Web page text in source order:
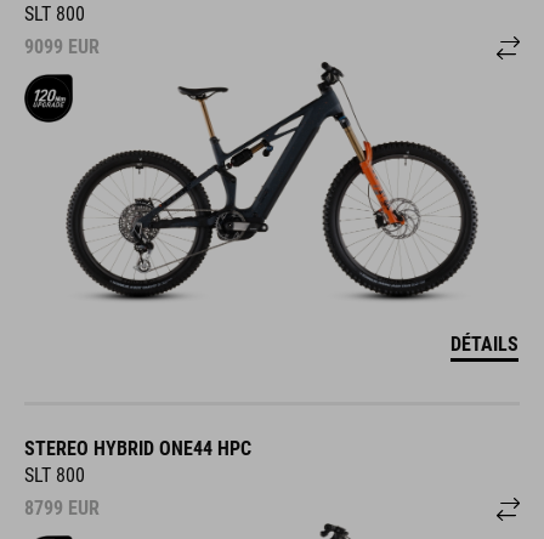
SLT 800
9099 EUR
DÉTAILS
STEREO HYBRID ONE44 HPC
SLT 800
8799 EUR